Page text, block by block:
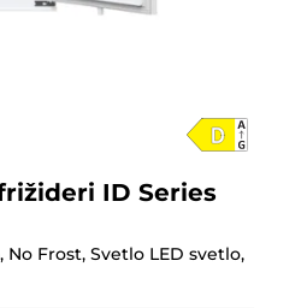
ID Series
No Frost, Svetlo LED svetlo,